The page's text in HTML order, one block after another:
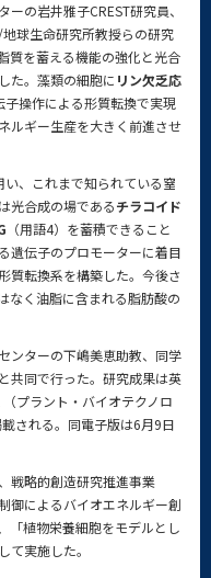
の岩井雅子CREST研究員、
球生命研究所教授らの研究
質を蓄える機能の強化と光合
た。藻類の細胞に リン欠乏応
子操作による形質転換で実現
ルギー生産を大きく前進させ
い、これまで知られている窒
光合成の場であるチラコイド
（用語4）を蓄積できること
遺伝子のプロモーターに着目
質転換系を構築した。今後さ
なく油脂に含まれる脂肪酸の
ンターの下嶋美恵助教、同学
共同で行った。研究成果は英
プラント・バイオテクノロ
される。同電子版は6月9日
戦略的創造研究推進事業
御によるバイオエネルギー創
「植物栄養細胞をモデルとし
実施した。